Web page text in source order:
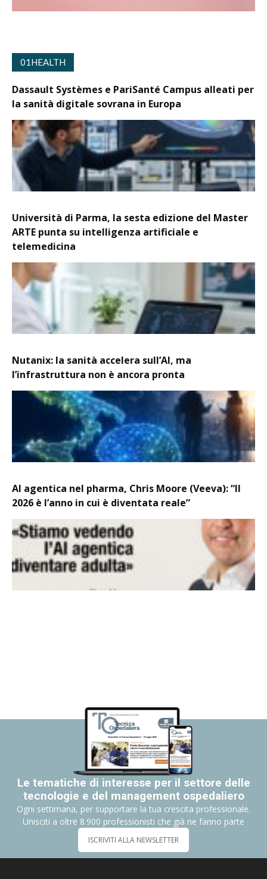
01HEALTH
Dassault Systèmes e PariSanté Campus alleati per
la sanità digitale sovrana in Europa
Università di Parma, la sesta edizione del Master
ARTE punta su intelligenza artificiale e
telemedicina
Nutanix: la sanità accelera sull’AI, ma
l’infrastruttura non è ancora pronta
AI agentica nel pharma, Chris Moore (Veeva): “Il
2026 è l’anno in cui è diventata reale”
Le tematiche di interesse per il settore delle
tecnologie e del management ospedaliero
Ogni settimana, per supportare la tua crescita professionale.
Unisciti a oltre 8.900 professionisti che già ne fanno parte
ISCRIVITI ALLA NEWSLETTER